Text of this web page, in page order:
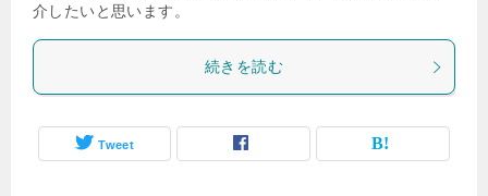
介したいと思います。
続きを読む
Tweet